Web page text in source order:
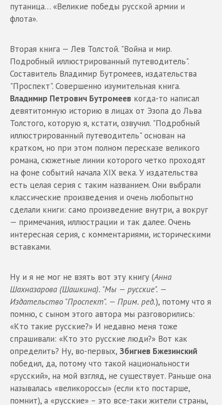
путаница… «Великие победы русской армии и
флота».
Вторая книга — Лев Толстой. "Война и мир.
Подробный иллюстрированный путеводитель".
Составитель Владимир Бутромеев, издательства
"Проспект". Совершенно изумительная книга.
Владимир Петрович Бутромеев когда-то написал
девятитомную историю в лицах от Эзопа до Льва
Толстого, которую я, кстати, озвучил. "Подробный
иллюстрированный путеводитель" основан на
кратком, но при этом полном пересказе великого
романа, сюжетные линии которого четко проходят
на фоне событий начала XIX века. У издательства
есть целая серия с таким названием. Они выбрали
классические произведения и очень любопытно
сделали книги: само произведение внутри, а вокруг
— примечания, иллюстрации и так далее. Очень
интересная серия, с комментариями, историческими
вставками.
Ну и я не мог не взять вот эту книгу (Анна
Шахназарова (Шашкина). "Мы — русские". —
Издательство "Проспект". — Прим. ред.), потому что я
помню, с сыном этого автора мы разговорились:
«Кто такие русские?» И недавно меня тоже
спрашивали: «Кто это русские люди?» Вот как
определить? Ну, во-первых, Збигнев Бжезинский
победил, да, потому что такой национальности
«русский», на мой взгляд, не существует. Раньше она
называлась «великороссы» (если кто постарше,
помнит), а «русские» – это все-таки жители страны,